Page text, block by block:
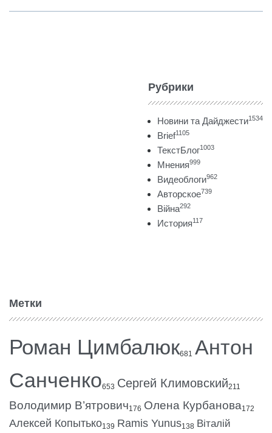
Рубрики
Новини та Дайджести1534
Brief1105
ТекстБлог1003
Мнения999
Видеоблоги962
Авторское739
Війна292
История117
Метки
Роман Цимбалюк681 Антон
Санченко653 Сергей Климовский211
Володимир В’ятрович176 Олена Курбанова172
Алексей Копытько139 Ramis Yunus138 Віталій